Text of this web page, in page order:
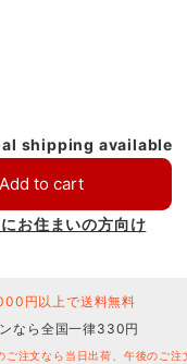
shipping available
Add to cart
お住まいの方向け
円以上で送料無料
なら全国一律330円
注文なら当日出荷、午後のご注